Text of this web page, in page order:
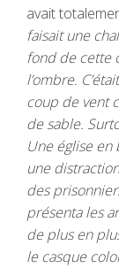
avait
faisait une
fond de cette
l’ombre.
coup de vent
de sable.
Une église en
une
des
présenta les
de plus en
le casque